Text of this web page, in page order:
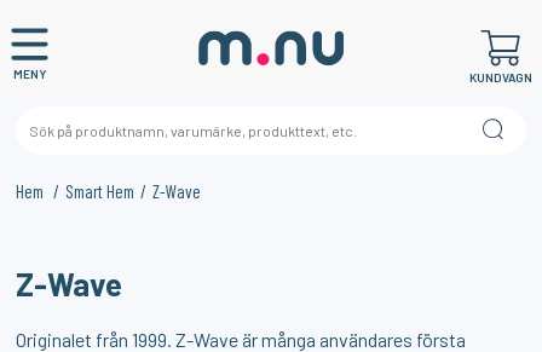
MENY KUNDVAGN
Hem Smart Hem Z-Wave
DIG?
Z-Wave
Originalet från 1999. Z-Wave är många användares första